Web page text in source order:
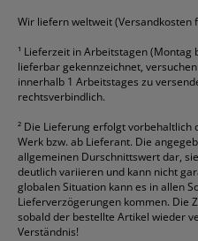
HP
Wir liefern weltweit (Versandkosten
¹ Lieferzeit in Arbeitstagen (Montag
lieferbar gekennzeichnet,
innerhalb 1 Arbeitstages zu
rechtsverbindlich.
² Die Lieferung erfolgt vorbehaltlich
Werk bzw. ab Lieferant. Die
allgemeinen Durschnittswert dar,
deutlich variieren und kann nicht
globalen Situation kann es in allen
Lieferverzögerungen kommen. Die
sobald der bestellte Artikel wieder
Verständnis!